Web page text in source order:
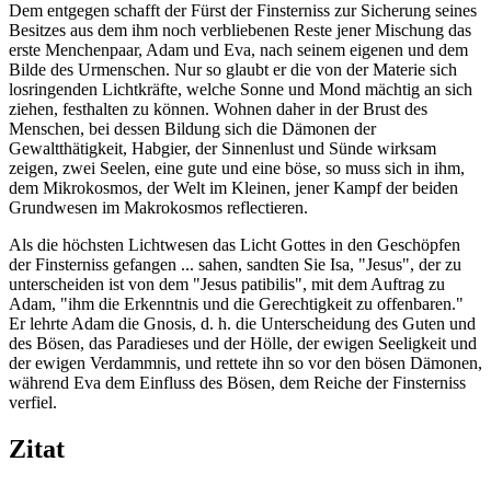
Dem entgegen schafft der Fürst der Finsterniss zur Sicherung seines
Besitzes aus dem ihm noch verbliebenen Reste jener Mischung das
erste Menchenpaar, Adam und Eva, nach seinem eigenen und dem
Bilde des Urmenschen. Nur so glaubt er die von der Materie sich
losringenden Lichtkräfte, welche Sonne und Mond mächtig an sich
ziehen, festhalten zu können. Wohnen daher in der Brust des
Menschen, bei dessen Bildung sich die Dämonen der
Gewaltthätigkeit, Habgier, der Sinnenlust und Sünde wirksam
zeigen, zwei Seelen, eine gute und eine böse, so muss sich in ihm,
dem Mikrokosmos, der Welt im Kleinen, jener Kampf der beiden
Grundwesen im Makrokosmos reflectieren.
Als die höchsten Lichtwesen das Licht Gottes in den Geschöpfen
der Finsterniss gefangen ... sahen, sandten Sie Isa, "Jesus", der zu
unterscheiden ist von dem "Jesus patibilis", mit dem Auftrag zu
Adam, "ihm die Erkenntnis und die Gerechtigkeit zu offenbaren."
Er lehrte Adam die Gnosis, d. h. die Unterscheidung des Guten und
des Bösen, das Paradieses und der Hölle, der ewigen Seeligkeit und
der ewigen Verdammnis, und rettete ihn so vor den bösen Dämonen,
während Eva dem Einfluss des Bösen, dem Reiche der Finsterniss
verfiel.
Zitat